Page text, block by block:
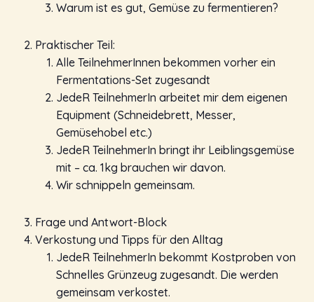
Warum ist es gut, Gemüse zu fermentieren?
Praktischer Teil:
Alle TeilnehmerInnen bekommen vorher ein
Fermentations-Set zugesandt
JedeR TeilnehmerIn arbeitet mir dem eigenen
Equipment (Schneidebrett, Messer,
Gemüsehobel etc.)
JedeR TeilnehmerIn bringt ihr Leiblingsgemüse
mit – ca. 1kg brauchen wir davon.
Wir schnippeln gemeinsam.
Frage und Antwort-Block
Verkostung und Tipps für den Alltag
JedeR TeilnehmerIn bekommt Kostproben von
Schnelles Grünzeug zugesandt. Die werden
gemeinsam verkostet.